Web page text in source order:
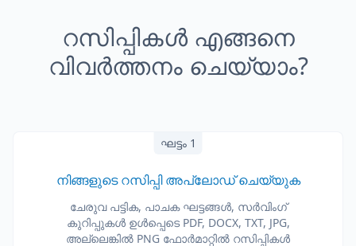
റസിപ്പികൾ എങ്ങനെ
വിവർത്തനം ചെയ്യാം?
ഘട്ടം 1
നിങ്ങളുടെ റസിപ്പി അപ്‌ലോഡ് ചെയ്യുക
ചേരുവ പട്ടിക, പാചക ഘട്ടങ്ങൾ, സർവിംഗ്
കുറിപ്പുകൾ ഉൾപ്പെടെ PDF, DOCX, TXT, JPG,
അല്ലെങ്കിൽ PNG ഫോർമാറ്റിൽ റസിപ്പികൾ